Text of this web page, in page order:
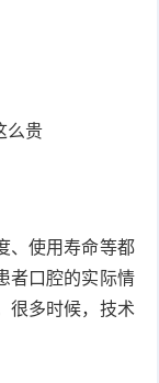
么贵
、使用寿命等都
者口腔的实际情
很多时候，技术